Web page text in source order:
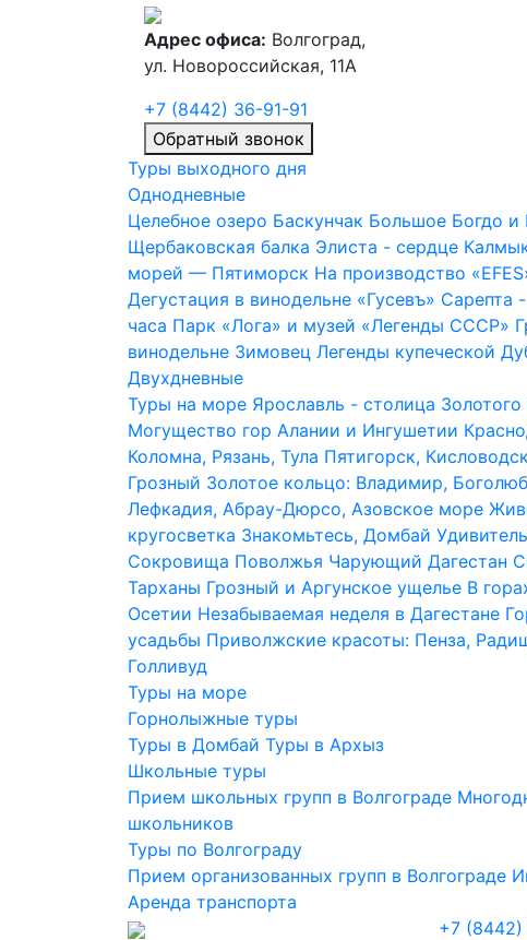
Адрес офиса: Волгоград,
ул. Новороссийская, 11А
+7 (8442) 36-91-91
Обратный звонок
Туры выходного дня
Однодневные
Целебное озеро Баскунчак Большое Богдо и
Щербаковская балка Элиста - сердце
морей — Пятиморск На производство
Дегустация в винодельне «Гусевъ» Сарепта
часа Парк «Лога» и музей «Легенды СССР»
винодельне Зимовец Легенды купеческой
Двухдневные
Туры на море Ярославль - столица Золотого
Могущество гор Алании и Ингушетии
Коломна, Рязань, Тула Пятигорск,
Грозный Золотое кольцо: Владимир,
Лефкадия, Абрау-Дюрсо, Азовское море
кругосветка Знакомьтесь, Домбай
Сокровища Поволжья Чарующий Дагестан
Тарханы Грозный и Аргунское ущелье В
Осетии Незабываемая неделя в Дагестане
усадьбы Приволжские красоты: Пенза,
Голливуд
Туры на море
Горнолыжные туры
Туры в Домбай Туры в Архыз
Школьные туры
Прием школьных групп в Волгограде
школьников
Туры по Волгограду
Прием организованных групп в Волгограде
Аренда транспорта
+7 (8442)